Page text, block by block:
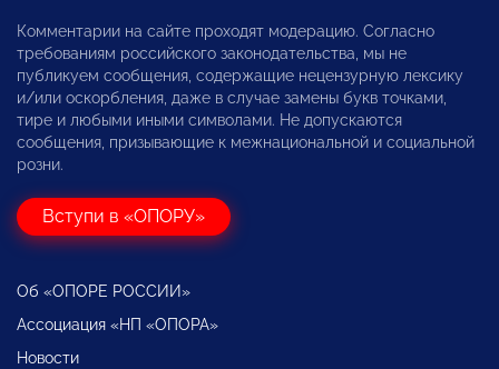
Комментарии на сайте проходят модерацию. Согласно
требованиям российского законодательства, мы не
публикуем сообщения, содержащие нецензурную лексику
и/или оскорбления, даже в случае замены букв точками,
тире и любыми иными символами. Не допускаются
сообщения, призывающие к межнациональной и социальной
розни.
Вступи в «ОПОРУ»
Об «ОПОРЕ РОССИИ»
Ассоциация «НП «ОПОРА»
Новости